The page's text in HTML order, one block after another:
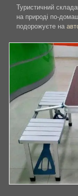
Туристичний
на природі по-
подорожуєте на